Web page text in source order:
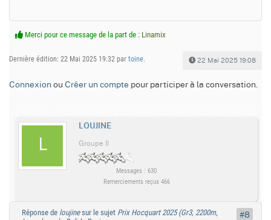
Merci pour ce message de la part de : Linamix
Dernière édition: 22 Mai 2025 19:32 par toine. 22 Mai 2025 19:08
Connexion ou Créer un compte pour participer à la conversation.
LOUJINE
Groupe II
Messages : 630
Remerciements reçus 466
Réponse de loujinesur le sujet Prix Hocquart 2025 (Gr3, 2200m,
#8